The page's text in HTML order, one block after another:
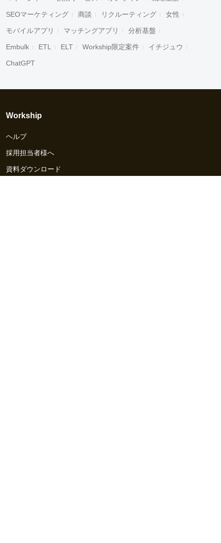
SEOマーケティング 商談 リクルーティング 女性
モバイルアプリ マッチングアプリ 分析基盤
Embulk ETL ELT Workship限定案件 イチジュウ
ChatGPT
Workship
ヘルプ
採用担当者様へ
資料ダウンロード